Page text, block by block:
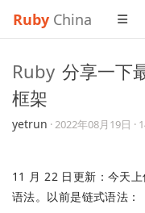
Ruby China
Ruby 分享一下
框架
yetrun ·2022年08月19日 ·
11 月 22 日更新：今天
语法。以前是链式语法：